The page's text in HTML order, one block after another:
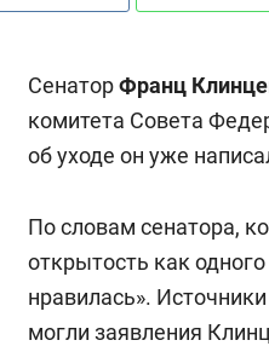
СенаторФранц
комитета Совета
об уходе он уже
По словам сенатора,
открытость как
нравилась».
могли заявления
оазис жилого
под Казанью